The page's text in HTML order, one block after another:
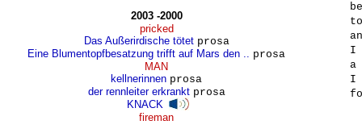
2003 -2000
pricked
Das Außerirdische tötet prosa
Eine Blumentopfbesatzung trifft auf Mars den ..
prosa
MAN
kellnerinnen prosa
der rennleiter erkrankt prosa
KNACK
fireman
I
a
I